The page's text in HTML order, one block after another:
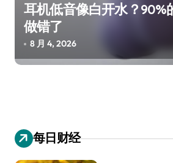
耳机低音像白开水？90%
做错了
8 月 4, 2026
每日财经